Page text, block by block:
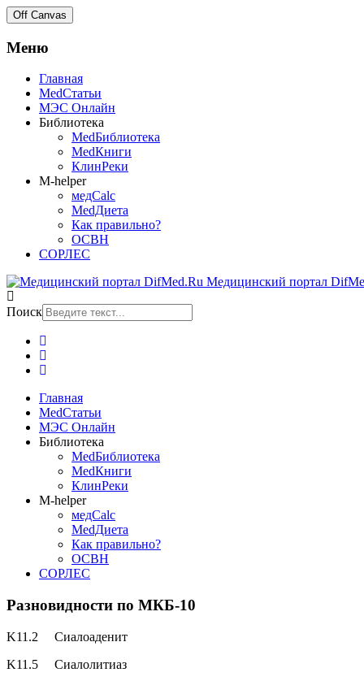
Off Canvas
Меню
Главная
MedСтатьи
МЭС Онлайн
Библиотека
MedБиблиотека
MedКниги
КлинРеки
M-helper
медCalc
MedДиета
Как правильно?
ОСВН
СОРЛЕС
Медицинский портал
Поиск
Главная
MedСтатьи
МЭС Онлайн
Библиотека
MedБиблиотека
MedКниги
КлинРеки
M-helper
медCalc
MedДиета
Как правильно?
ОСВН
СОРЛЕС
Разновидности по МКБ-10
K11.2 Сиалоаденит
K11.5 Сиалолитиаз